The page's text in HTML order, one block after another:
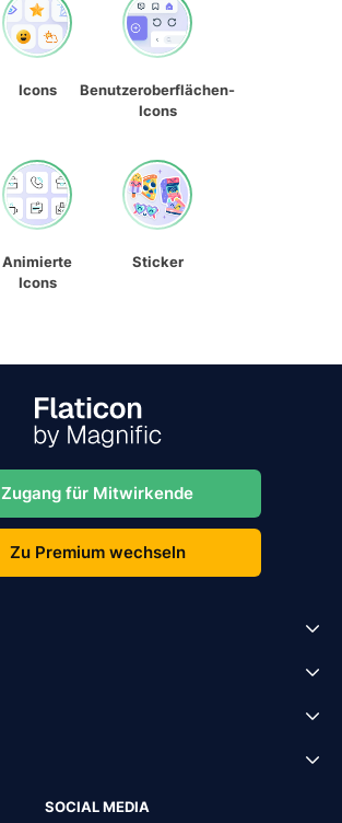
Icons
Benutzeroberflächen-
Icons
Animierte
Icons
Sticker
Zugang für Mitwirkende
Zu Premium wechseln
SOCIAL MEDIA